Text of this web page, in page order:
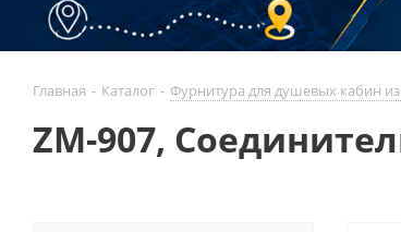
Главная - Каталог - Фурнитура для душевых кабин из
ZM-907,